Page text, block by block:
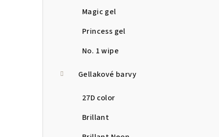
Magic gel
Princess gel
No. 1 wipe
Gellakové barvy
27D color
Brillant